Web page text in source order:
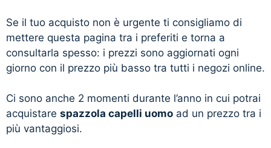
Se il tuo acquisto non è urgente ti consigliamo di
mettere questa pagina tra i preferiti e torna a
consultarla spesso: i prezzi sono aggiornati ogni
giorno con il prezzo più basso tra tutti i negozi online.
Ci sono anche 2 momenti durante l’anno in cui potrai
acquistare spazzola capelli uomo ad un prezzo tra i
più vantaggiosi.